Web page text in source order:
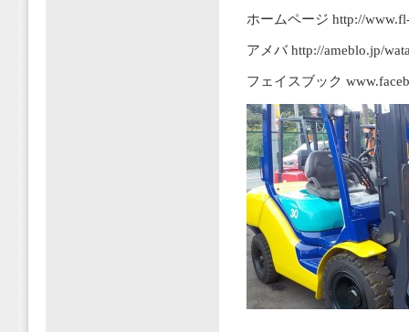
ホームページ http://
アメバ http://ameblo.jp/
フェイスブック